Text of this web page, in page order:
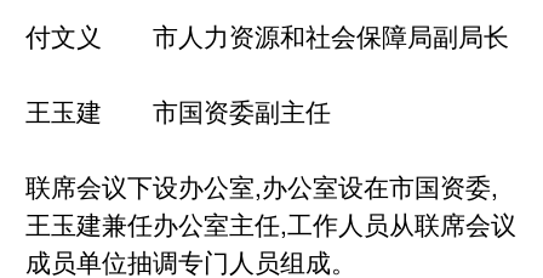
付文义 市人力资源和社会保障局副局长
王玉建 市国资委副主任
联席会议下设办公室,办公室设在市国资委,
王玉建兼任办公室主任,工作人员从联席会议
成员单位抽调专门人员组成。